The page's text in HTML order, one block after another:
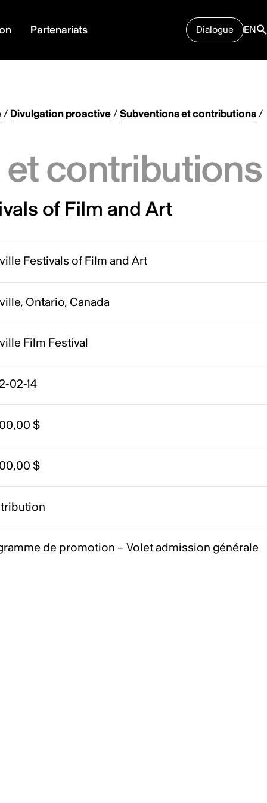
Partenariats Dialogue EN
/ Divulgation proactive/Subventions et contributions/
contributions
of Film and Art
Festivals of Film and Art
Ontario, Canada
Film Festival
02-14
$
$
de promotion – Volet admission générale